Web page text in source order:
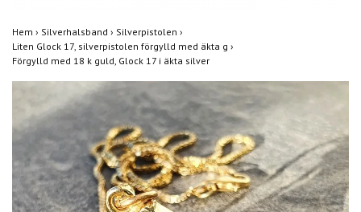
Hem › Silverhalsband › Silverpistolen ›
Liten Glock 17, silverpistolen förgylld med äkta g ›
Förgylld med 18 k guld, Glock 17 i äkta silver